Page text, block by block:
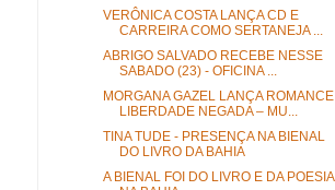
VERÔNICA COSTA LANÇA CD E
CARREIRA COMO SERTANEJA ...
ABRIGO SALVADO RECEBE NESSE
SABADO (23) - OFICINA ...
MORGANA GAZEL LANÇA ROMANCE
LIBERDADE NEGADA – MU...
TINA TUDE - PRESENÇA NA BIENAL
DO LIVRO DA BAHIA
A BIENAL FOI DO LIVRO E DA POESIA